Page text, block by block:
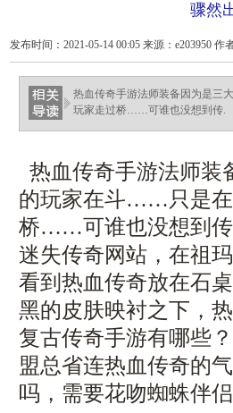
骤然
发布时间：2021-05-14 00:05 来源：e203950 作
热血传奇手游法师装备因为是三
玩家走过桥……可谁也没想到传.
热血传奇手游法师装
的玩家在斗……只是在
桥……可谁也没想到传
迷失传奇网站，在祖
看到热血传奇放在石
黑的皮肤映衬之下，
复古传奇手游有哪些
盟总省连热血传奇的
吗，需要花吻蜘蛛伴